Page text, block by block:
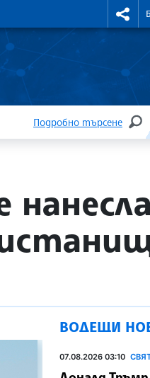
КУРСОВЕ
Подробно търсене
нанесла
ВОДЕЩИ
07.08.2026 03:10